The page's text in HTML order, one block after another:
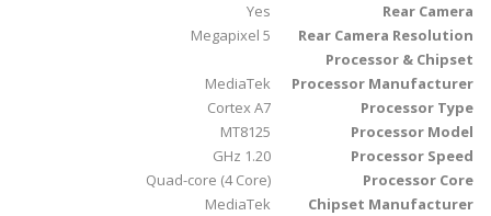
Rear Camera
Yes
Rear Camera Resolution
5 Megapixel
Processor & Chipset
Processor Manufacturer
MediaTek
Processor Type
Cortex A7
Processor Model
MT8125
Processor Speed
1.20 GHz
Processor Core
Quad-core (4 Core)
Chipset Manufacturer
MediaTek